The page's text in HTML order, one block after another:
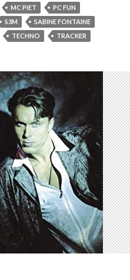
MC PIET
PC FUN
S3M
SABINE FONTAINE
TECHNO TRACKER